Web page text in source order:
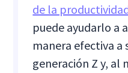
de la
puede ayudarlo a
manera efectiva a
generación Z y,